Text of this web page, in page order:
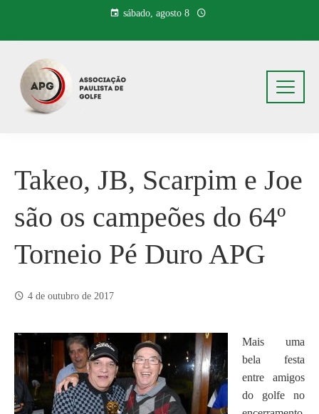
o
conteúdo
sábado, agosto 8
Takeo, JB, Scarpim e Joe
são os campeões do 64º
Torneio Pé Duro APG
4 de outubro de 2017
Mais uma
bela festa
entre amigos
do golfe no